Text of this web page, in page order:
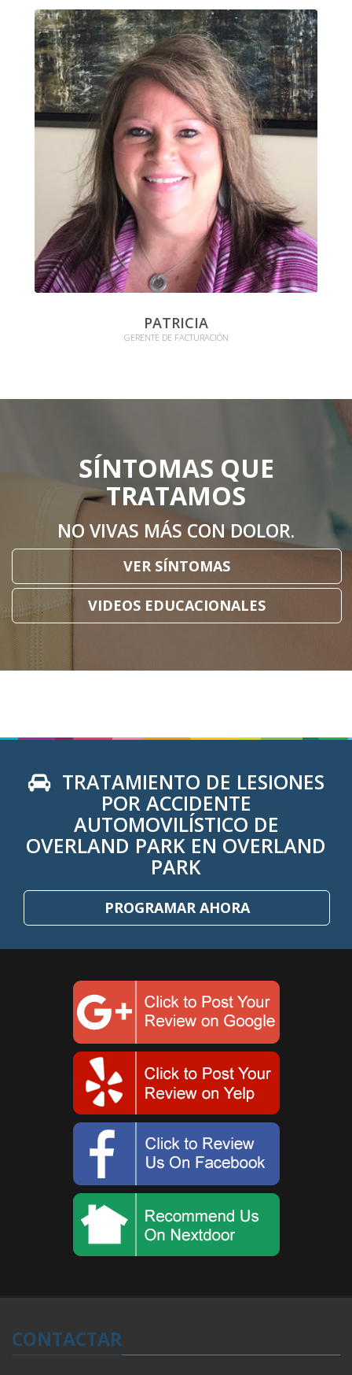
PATRICIA
GERENTE DE FACTURACIÓN
SÍNTOMAS QUE
TRATAMOS
NO VIVAS MÁS CON DOLOR.
VER SÍNTOMAS
VIDEOS EDUCACIONALES
TRATAMIENTO DE LESIONES
POR ACCIDENTE
AUTOMOVILÍSTICO DE
OVERLAND PARK EN OVERLAND
PARK
PROGRAMAR AHORA
CONTACTAR